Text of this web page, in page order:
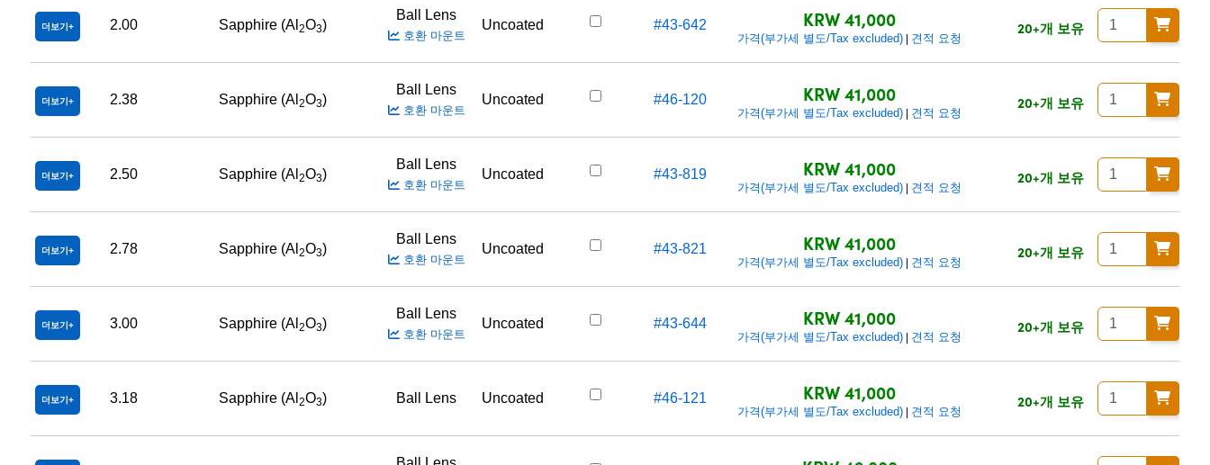
더보기 2.00 Sapphire (Al 2O3)
Ball Lens
호환 마운트
Uncoated #43-642 KRW 41,000
가격(부가세 별도/Tax excluded) 견적 요청
20+개 보유
더보기 2.38 Sapphire (Al 2O3)
Ball Lens
호환 마운트
Uncoated #46-120 KRW 41,000
가격(부가세 별도/Tax excluded) 견적 요청
20+개 보유
더보기 2.50 Sapphire (Al 2O3)
Ball Lens
호환 마운트
Uncoated #43-819 KRW 41,000
가격(부가세 별도/Tax excluded) 견적 요청
20+개 보유
더보기 2.78 Sapphire (Al 2O3)
Ball Lens
호환 마운트
Uncoated #43-821 KRW 41,000
가격(부가세 별도/Tax excluded) 견적 요청
20+개 보유
더보기 3.00 Sapphire (Al 2O3)
Ball Lens
호환 마운트
Uncoated #43-644 KRW 41,000
가격(부가세 별도/Tax excluded) 견적 요청
20+개 보유
더보기 3.18 Sapphire (Al 2O3) Ball Lens Uncoated #46-121 KRW 41,000
가격(부가세 별도/Tax excluded) 견적 요청
20+개 보유